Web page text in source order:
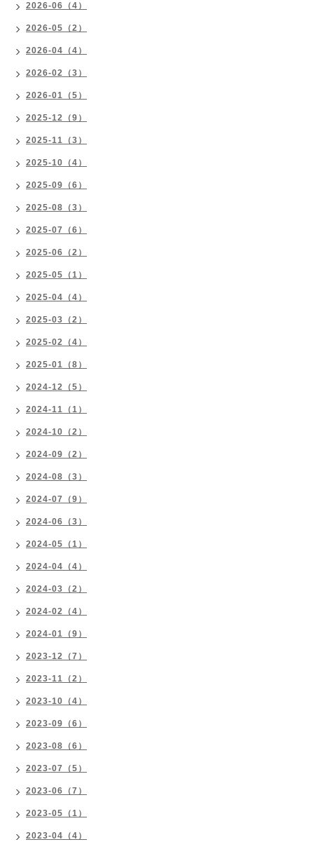
2026-06（4）
2026-05（2）
2026-04（4）
2026-02（3）
2026-01（5）
2025-12（9）
2025-11（3）
2025-10（4）
2025-09（6）
2025-08（3）
2025-07（6）
2025-06（2）
2025-05（1）
2025-04（4）
2025-03（2）
2025-02（4）
2025-01（8）
2024-12（5）
2024-11（1）
2024-10（2）
2024-09（2）
2024-08（3）
2024-07（9）
2024-06（3）
2024-05（1）
2024-04（4）
2024-03（2）
2024-02（4）
2024-01（9）
2023-12（7）
2023-11（2）
2023-10（4）
2023-09（6）
2023-08（6）
2023-07（5）
2023-06（7）
2023-05（1）
2023-04（4）